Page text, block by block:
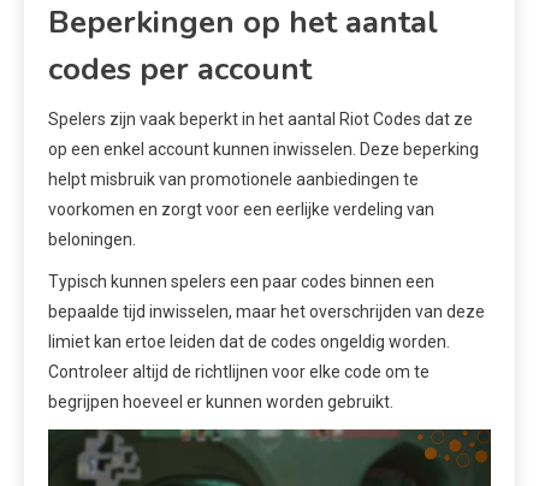
Beperkingen op het aantal
codes per account
Spelers zijn vaak beperkt in het aantal Riot Codes dat ze
op een enkel account kunnen inwisselen. Deze beperking
helpt misbruik van promotionele aanbiedingen te
voorkomen en zorgt voor een eerlijke verdeling van
beloningen.
Typisch kunnen spelers een paar codes binnen een
bepaalde tijd inwisselen, maar het overschrijden van deze
limiet kan ertoe leiden dat de codes ongeldig worden.
Controleer altijd de richtlijnen voor elke code om te
begrijpen hoeveel er kunnen worden gebruikt.